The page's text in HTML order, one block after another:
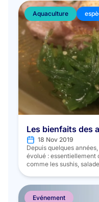
Aquaculture
Les bienfaits des
18 Nov 2019
Depuis quelques
évolué : essentiellement
comme les sushis,
semblent être l’apéritif,
accompagnement du
Evénement